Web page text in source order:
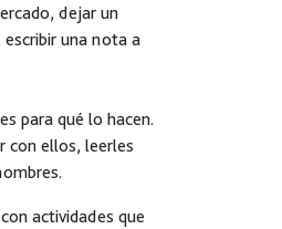
dejar un
una nota a
para qué lo hacen.
con ellos, leerles
actividades que